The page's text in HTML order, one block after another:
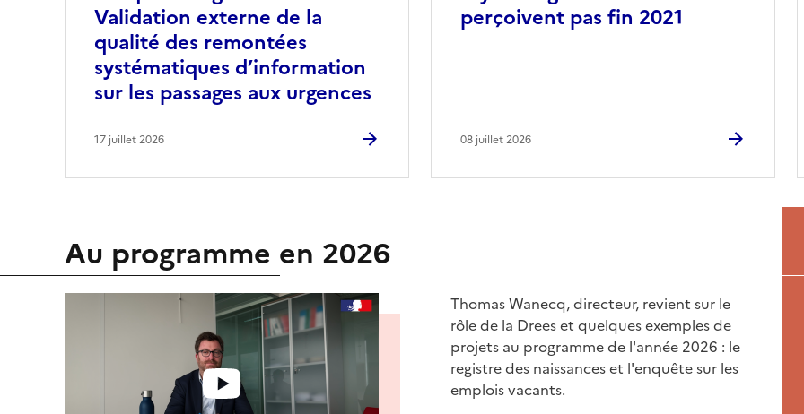
Validation externe de la
qualité des remontées
systématiques d’information
sur les passages aux urgences
17 juillet 2026
perçoivent pas fin 2021
08 juillet 2026
Au programme en 2026
Thomas Wanecq, directeur, revient sur le
rôle de la Drees et quelques exemples de
projets au programme de l'année 2026 : le
registre des naissances et l'enquête sur les
emplois vacants.